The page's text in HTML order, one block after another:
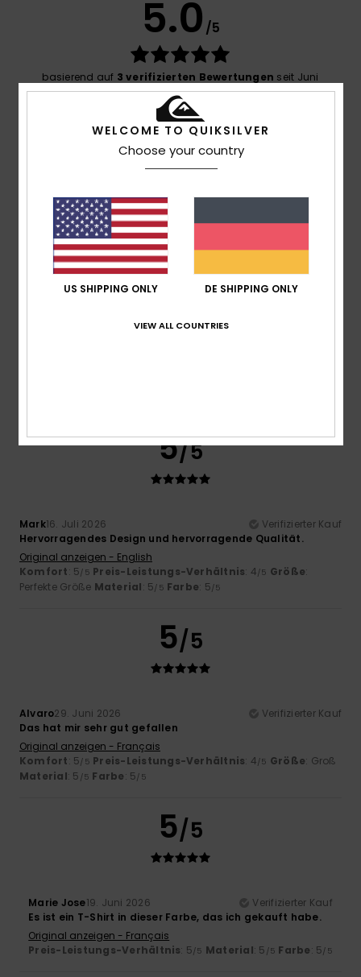
5.0 /5
basierend auf 3 verifizierten Bewertungen seit Juni
2026
0% unserer Kunden empfehlen dieses Produkt
Komfort
Preis-Leistungs-Verhältnis
5.0
5/5
Mark16. Juli 2026
Verifizierter Kauf
Hervorragendes Design und hervorragende Qualität.
Original anzeigen - English
Komfort: 5/5 Preis-Leistungs-Verhältnis: 4/5 Größe:
Perfekte Größe Material: 5/5 Farbe: 5/5
5/5
Alvaro29. Juni 2026
Verifizierter Kauf
Das hat mir sehr gut gefallen
Original anzeigen - Français
Komfort: 5/5 Preis-Leistungs-Verhältnis: 4/5 Größe: Groß
Material: 5 /5 Farbe: 5/5
5/5
Marie Jose19. Juni 2026
Verifizierter Kauf
Es ist ein T-Shirt in dieser Farbe, das ich gekauft habe.
Original anzeigen - Français
Preis-Leistungs-Verhältnis: 5/5 Material: 5 /5 Farbe: 5/5
WELCOME TO QUIKSILVER
Choose your country
US SHIPPING ONLY DE SHIPPING ONLY
VIEW ALL COUNTRIES